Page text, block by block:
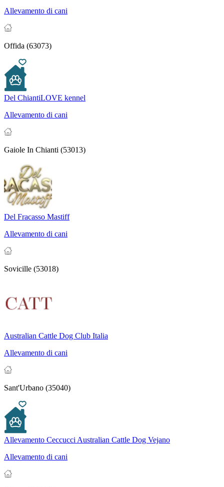
Allevamento di cani
Offida (63073)
Del ChiantiLOVE kennel
Allevamento di cani
Gaiole In Chianti (53013)
Del Fracasso Mastiff
Allevamento di cani
Sovicille (53018)
Australian Cattle Dog Club Italia
Allevamento di cani
Sant'Urbano (35040)
Allevamento Ceccucci Australian Cattle Dog Vejano
Allevamento di cani